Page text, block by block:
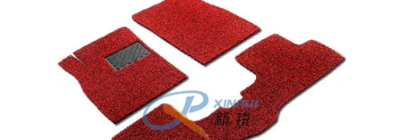
WYCENĘ
SITEMAP